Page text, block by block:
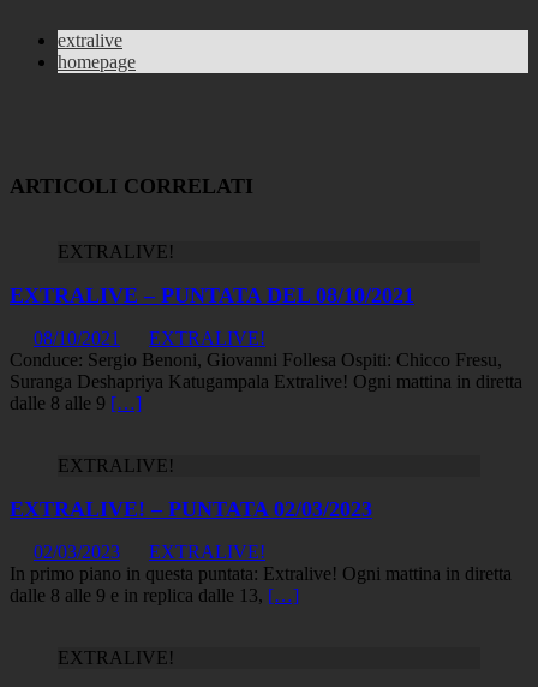
Link
extralive
homepage
ARTICOLI CORRELATI
EXTRALIVE!
EXTRALIVE – PUNTATA DEL 08/10/2021
08/10/2021
EXTRALIVE!
Conduce: Sergio Benoni, Giovanni Follesa Ospiti: Chicco Fresu,
Suranga Deshapriya Katugampala Extralive! Ogni mattina in diretta
dalle 8 alle 9 […]
EXTRALIVE!
EXTRALIVE! – PUNTATA 02/03/2023
02/03/2023
EXTRALIVE!
In primo piano in questa puntata: Extralive! Ogni mattina in diretta
dalle 8 alle 9 e in replica dalle 13, […]
EXTRALIVE!